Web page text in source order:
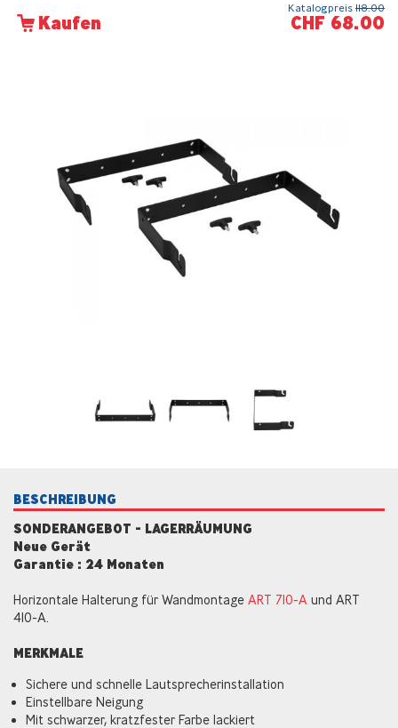
Kaufen
Katalogpreis 118.00
CHF 68.00
BESCHREIBUNG
SONDERANGEBOT - LAGERRÄUMUNG
Neue Gerät
Garantie : 24 Monaten
Horizontale Halterung für Wandmontage ART 710-A und ART
410-A.
MERKMALE
Sichere und schnelle Lautsprecherinstallation
Einstellbare Neigung
Mit schwarzer, kratzfester Farbe lackiert